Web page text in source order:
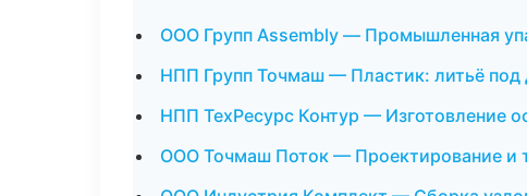
ООО Групп Assembly — Промышленная
НПП Групп Точмаш — Пластик: литьё под
НПП ТехРесурс Контур — Изготовление
ООО Точмаш Поток — Проектирование и